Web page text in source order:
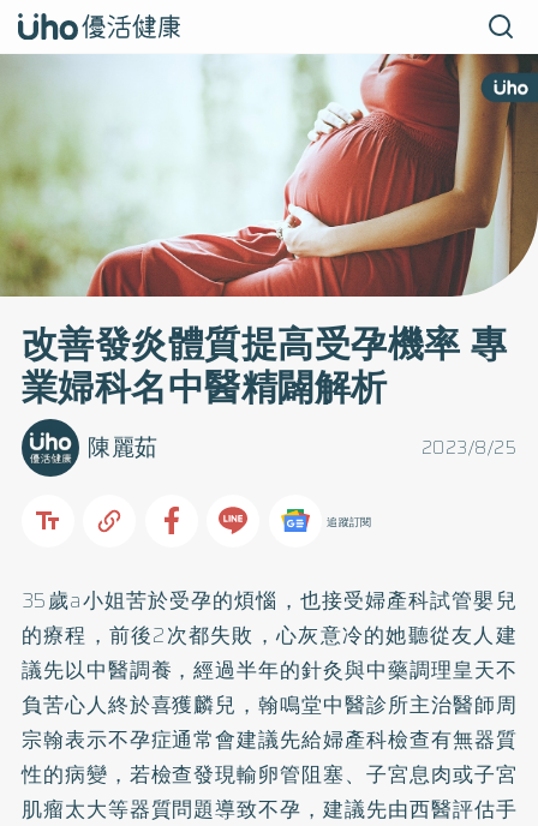
改善發炎體質提高受孕機率 專
業婦科名中醫精闢解析
2023/8/25
陳麗茹
追蹤訂閱
35歲a小姐苦於受孕的煩惱，也接受婦產科試管嬰兒
的療程，前後2次都失敗，心灰意冷的她聽從友人建
議先以中醫調養，經過半年的針灸與中藥調理皇天不
負苦心人終於喜獲麟兒，翰鳴堂中醫診所主治醫師周
宗翰表示不孕症通常會建議先給婦產科檢查有無器質
性的病變，若檢查發現輸卵管阻塞、子宮息肉或子宮
肌瘤太大等器質問題導致不孕，建議先由西醫評估手